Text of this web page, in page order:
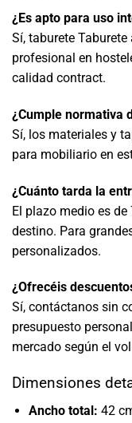
¿Es apto para uso
Sí, taburete
profesional en
calidad contract.
¿Cumple normativa
Sí, los materiales y
para mobiliario en
¿Cuánto tarda la
El plazo medio es
destino. Para
personalizados.
¿Ofrecéis
Sí, contáctanos sin
presupuesto
mercado según el
Dimensiones
Ancho total: 42